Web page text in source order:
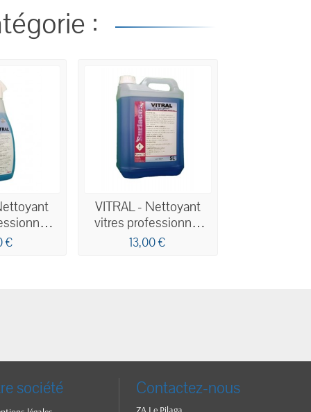
:
750ML
€
VITRAL - Nettoyant
vitres professionnel
concentré 5L
13,00 €
société Contactez-nous